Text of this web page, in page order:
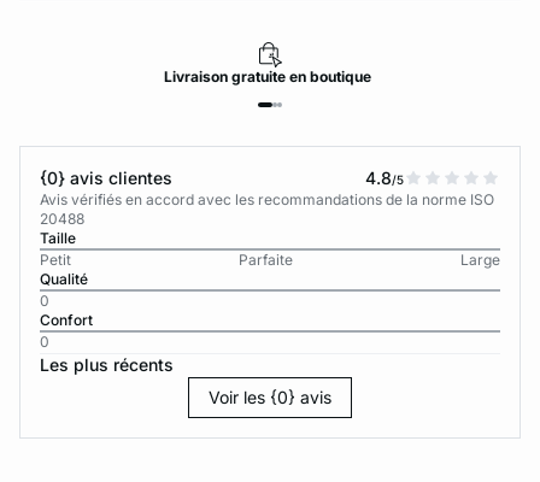
Livraisongratuiteen boutique
{0} avis clientes 4.8/5
Avis vérifiés en accord avec les recommandations de la norme ISO
20488
Taille
Petit
Parfaite
Large
Qualité
0
Confort
0
Les plus récents
Voir les {0} avis